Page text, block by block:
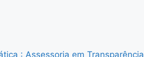
: Assessoria em Transparência